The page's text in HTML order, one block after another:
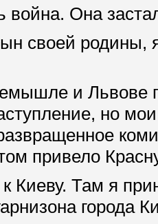
война. Она
своей
и Львове
но
привело
Киеву. Там я
города